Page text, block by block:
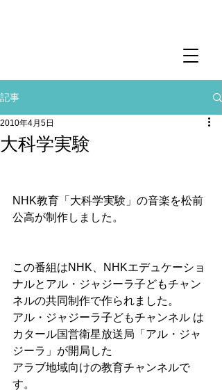
記事
大科学実験
2010年4月5日
NHK教育「大科学実験」の音楽を松前
公高が制作しました。
この番組はNHK、NHKエデュケーショ
ナルとアル・ジャジーラ子どもチャン
ネルの共同制作で作られました。
アル・ジャジーラ子どもチャンネル は
カタール国営衛星放送局「アル・ジャ
ジーラ」が開局した
アラブ地域向けの教育チャンネルで
す。